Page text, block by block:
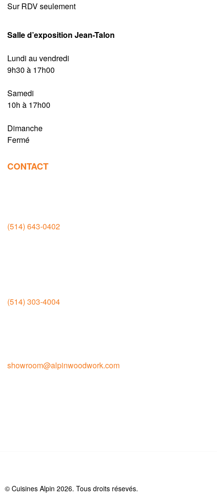
Sur RDV seulement
Salle d’exposition Jean-Talon
Lundi au vendredi
9h30 à 17h00
Samedi
10h à 17h00
Dimanche
Fermé
CONTACT
(514) 643-0402
(514) 303-4004
showroom@alpinwoodwork.com
© Cuisines Alpin 2026. Tous droits résevés.